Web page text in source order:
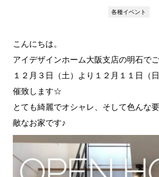
各種イベント
こんにちは。
アイデザインホーム大阪支店の明石で
１２月３日（土）より１２月１１日（
催致します☆
とても綺麗でオシャレ、そして色んな
敵なお家です♪